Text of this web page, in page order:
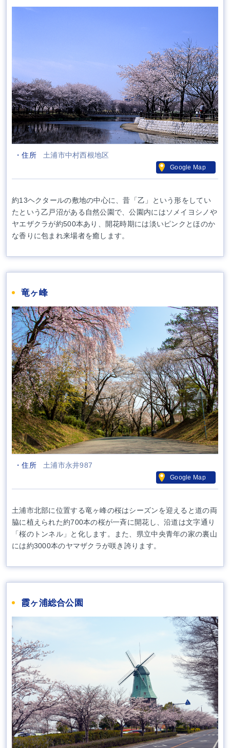
・住所 土浦市中村西根地区
Google Map
約13ヘクタールの敷地の中心に、昔「乙」という形をしてい
たという乙戸沼がある自然公園で、公園内にはソメイヨシノや
ヤエザクラが約500本あり、開花時期には淡いピンクとほのか
な香りに包まれ来場者を癒します。
竜ヶ峰
・住所 土浦市永井987
Google Map
土浦市北部に位置する竜ヶ峰の桜はシーズンを迎えると道の両
脇に植えられた約700本の桜が一斉に開花し、沿道は文字通り
「桜のトンネル」と化します。また、県立中央青年の家の裏⼭
には約3000本のヤマザクラが咲き誇ります。
霞ヶ浦総合公園